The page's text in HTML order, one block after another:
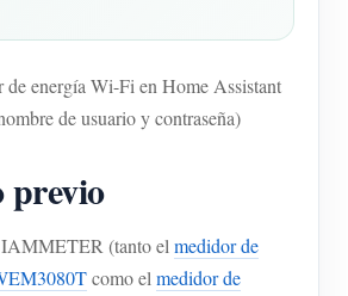
de energía Wi-Fi en Home Assistant
de usuario y contraseña)
previo
(tanto elmedidor de
como elmedidor de